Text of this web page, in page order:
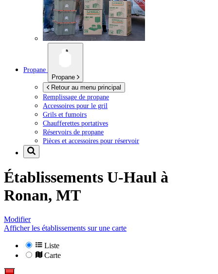
Propane
Propane
Retour au menu principal
Remplissage de propane
Accessoires pour le gril
Grils et fumoirs
Chaufferettes portatives
Réservoirs de propane
Pièces et accessoires pour réservoir
Établissements U-Haul à
Ronan, MT
Modifier
Afficher les établissements sur une carte
Liste
Carte